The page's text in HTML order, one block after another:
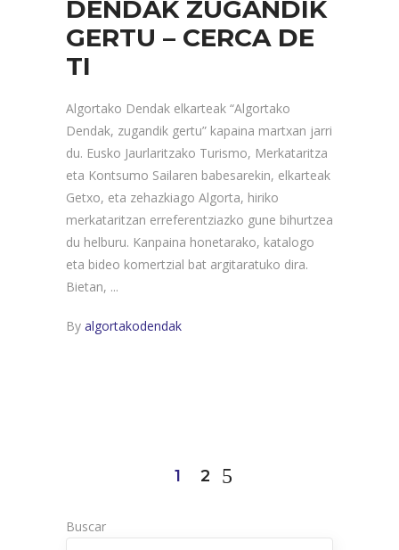
DENDAK ZUGANDIK
GERTU – CERCA DE
TI
Algortako Dendak elkarteak “Algortako
Dendak, zugandik gertu” kapaina martxan jarri
du. Eusko Jaurlaritzako Turismo, Merkataritza
eta Kontsumo Sailaren babesarekin, elkarteak
Getxo, eta zehazkiago Algorta, hiriko
merkataritzan erreferentziazko gune bihurtzea
du helburu. Kanpaina honetarako, katalogo
eta bideo komertzial bat argitaratuko dira.
Bietan,
By algortakodendak
1 2
Buscar